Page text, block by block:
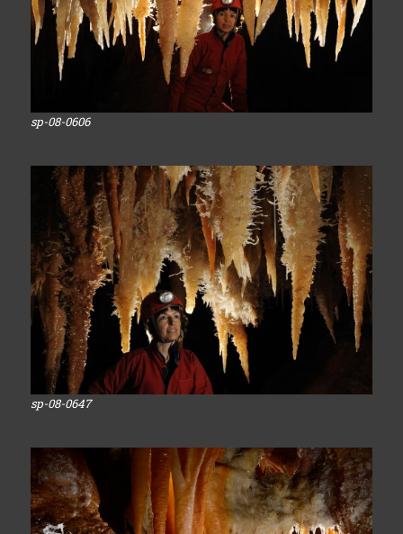
sp-08-0606
sp-08-0647